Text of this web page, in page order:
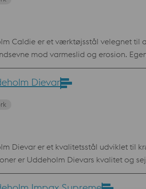
Caldie er et værktøjsstål velegnet til
mod varmeslid og erosion.
inden for smedning og varmprægning. Fordele Uddeholm Caldie er meget
God formbestandighed
skader God svejsbarhed og tilgang
Dievar
Dievar er et kvalitetsstål udviklet til
er Uddeholm Dievars kvalitet og
og brud på grund af dets
ekstrudering og varmprægning.